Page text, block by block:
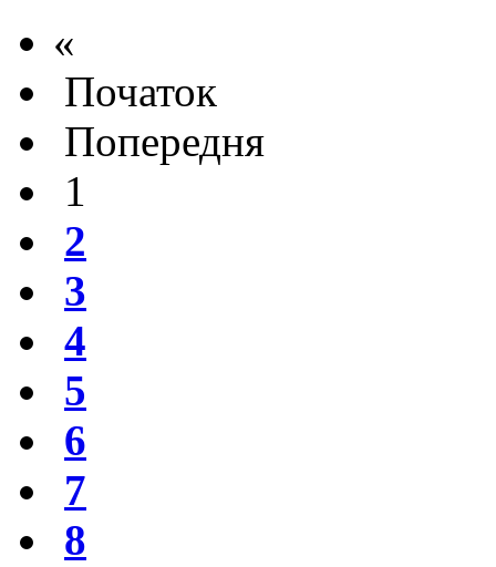
«
Початок
Попередня
1
2
3
4
5
6
7
8